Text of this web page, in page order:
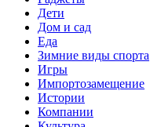
Дети
Дом и сад
Еда
Зимние виды спорта
Игры
Импортозамещение
Истории
Компании